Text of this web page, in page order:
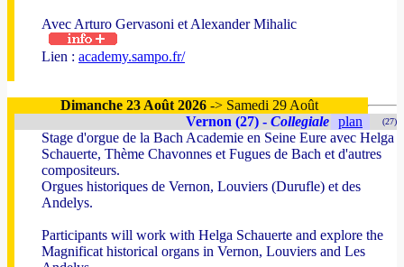
Avec Arturo Gervasoni et Alexander Mihalic
Lien : academy.sampo.fr/
Dimanche 23 Août 2026 -> Samedi 29 Août
Vernon (27) - Collegiale plan (27)
Stage d'orgue de la Bach Academie en Seine Eure avec Helga
Schauerte, Thème Chavonnes et Fugues de Bach et d'autres
compositeurs.
Orgues historiques de Vernon, Louviers (Durufle) et des
Andelys.
Participants will work with Helga Schauerte and explore the
Magnificat historical organs in Vernon, Louviers and Les